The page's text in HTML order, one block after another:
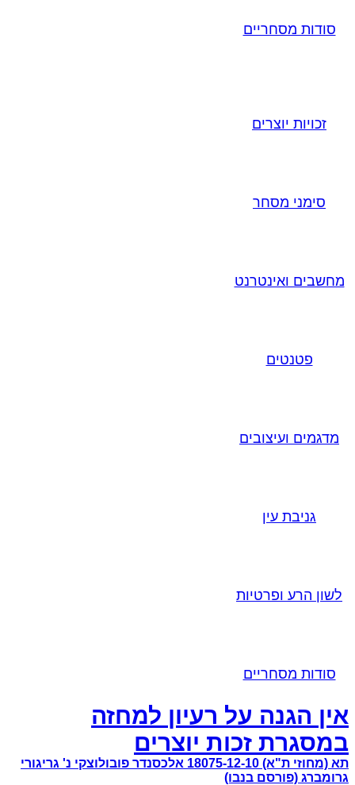
סודות מסחריים
זכויות יוצרים
סימני מסחר
מחשבים ואינטרנט
פטנטים
מדגמים ועיצובים
גניבת עין
לשון הרע ופרטיות
סודות מסחריים
אין הגנה על רעיון למחזה
במסגרת זכות יוצרים
תא (מחוזי ת"א) 18075-12-10 אלכסנדר פובולוצקי נ' גריגורי
גרומברג (פורסם בנבו)